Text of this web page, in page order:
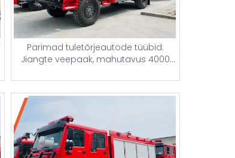
Parimad tuletõrjeautode tüübid:
Jiangte veepaak, mahutavus 4000
ja hinnaandmetega tuletõrjeautod